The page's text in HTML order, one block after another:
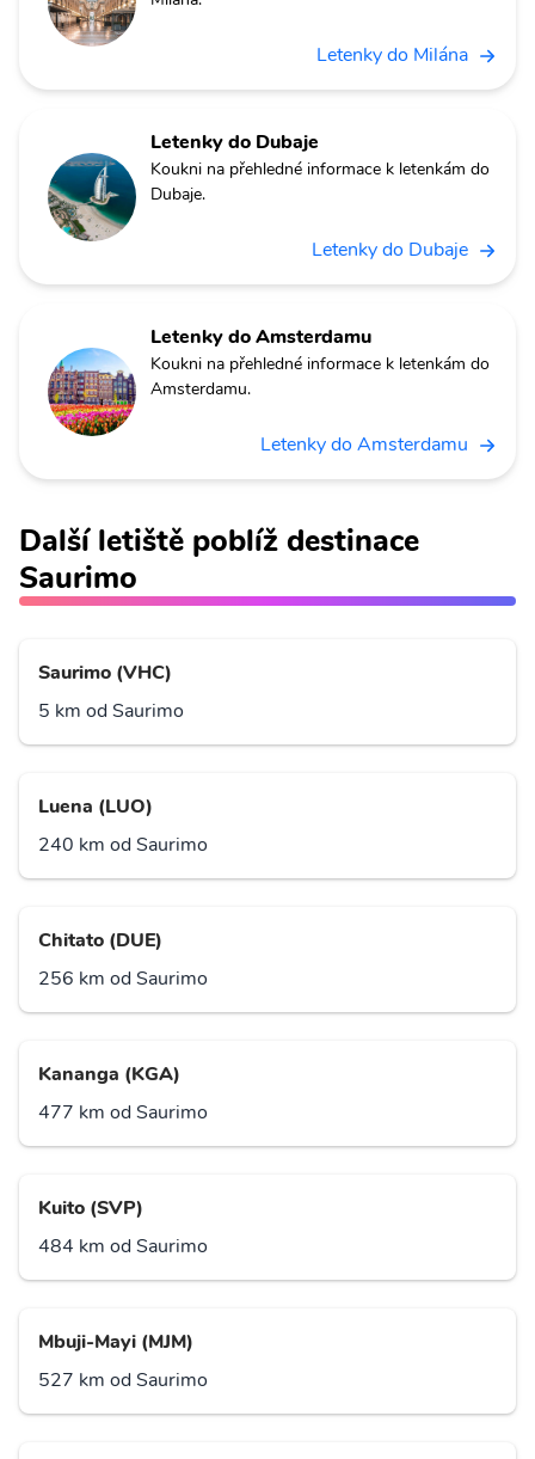
Letenky do Milána
Letenky do Dubaje
Koukni na přehledné informace k letenkám do
Dubaje.
Letenky do Dubaje
Letenky do Amsterdamu
Koukni na přehledné informace k letenkám do
Amsterdamu.
Letenky do Amsterdamu
Další letiště poblíž destinace
Saurimo
Saurimo (VHC)
5 km od Saurimo
Luena (LUO)
240 km od Saurimo
Chitato (DUE)
256 km od Saurimo
Kananga (KGA)
477 km od Saurimo
Kuito (SVP)
484 km od Saurimo
Mbuji-Mayi (MJM)
527 km od Saurimo